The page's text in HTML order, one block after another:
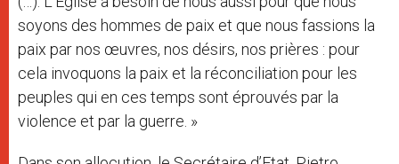
soyons des hommes de paix et que nous fassions la
paix par nos œuvres, nos désirs, nos prières : pour
cela invoquons la paix et la réconciliation pour les
peuples qui en ces temps sont éprouvés par la
violence et par la guerre. »